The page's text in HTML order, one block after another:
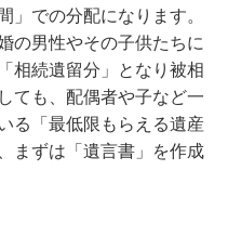
」での分配になります。
の男性やその子供たちに
相続遺留分」となり被相
ても、配偶者や子など一
る「最低限もらえる遺産
まずは「遺言書」を作成